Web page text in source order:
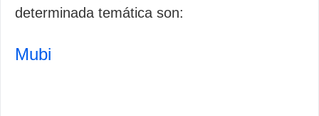
determinada temática son:
Mubi